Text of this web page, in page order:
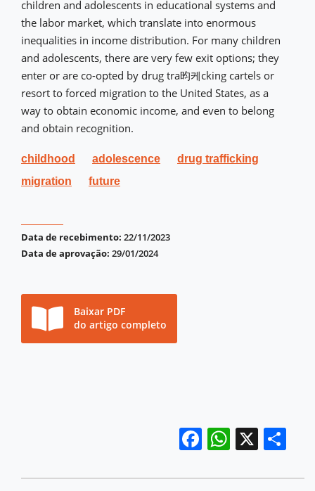
children and adolescents in educational systems and
the labor market, which translate into enormous
inequalities in income distribution. For many children
and adolescents, there are very few exit options; they
enter or are co-opted by drug tra昀케cking cartels or
resort to forced migration to the United States, as a
way to obtain economic income, and even to belong
and obtain recognition.
childhood adolescence
drug trafficking
migration
future
Data de recebimento: 22/11/2023
Data de aprovação: 29/01/2024
Baixar PDF
do artigo completo
Facebook
X